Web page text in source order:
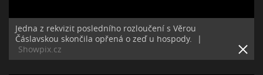
Jedna z rekvizit posledního rozloučení s Věrou
Čáslavskou skončila opřená o zeď u hospody.
|
Showpix.cz